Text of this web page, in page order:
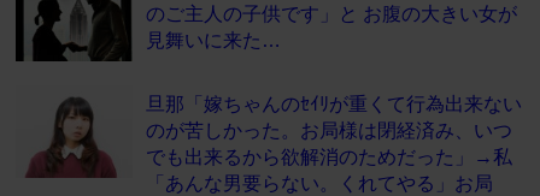
のご主人の子供です」と お腹の大きい女が
見舞いに来た…
旦那「嫁ちゃんのｾｲﾘが重くて行為出来ない
のが苦しかった。お局様は閉経済み、いつ
でも出来るから欲解消のためだった」→私
「あんな男要らない。くれてやる」お局